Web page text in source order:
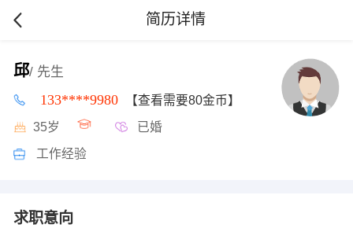
简历详情
邱/ 先生
133****9980 【查看需要80金币】
35岁 已婚
工作经验
求职意向